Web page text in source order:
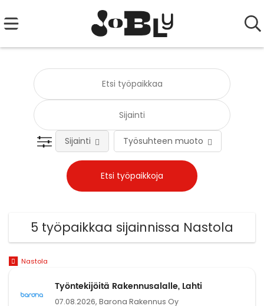
Työsuhteen muoto
Sijainti
5 työpaikkaa sijainnissa Nastola
Nastola
Työntekijöitä Rakennusalalle, Lahti
07.08.2026, Barona Rakennus Oy